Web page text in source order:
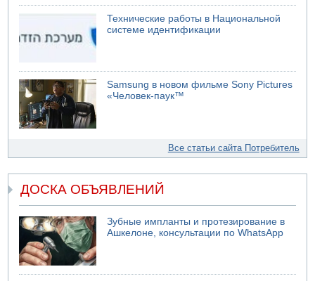
Технические работы в Национальной
системе идентификации
Samsung в новом фильме Sony Pictures
«Человек-паук™
Все статьи сайта Потребитель
ДОСКА ОБЪЯВЛЕНИЙ
Зубные импланты и протезирование в
Ашкелоне, консультации по WhatsApp